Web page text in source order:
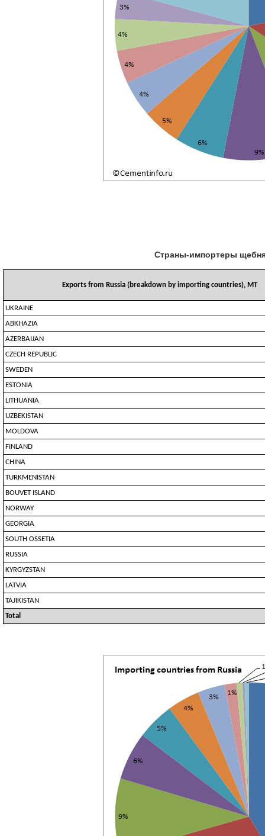
Страны-импортеры
Exports from Russia (breakdown by importing countries), MT
UKRAINE
ABKHAZIA
AZERBAIJAN
CZECH REPUBLIC
SWEDEN
ESTONIA
LITHUANIA
UZBEKISTAN
MOLDOVA
FINLAND
CHINA
TURKMENISTAN
BOUVET ISLAND
NORWAY
GEORGIA
SOUTH OSSETIA
RUSSIA
KYRGYZSTAN
LATVIA
TAJIKISTAN
Total